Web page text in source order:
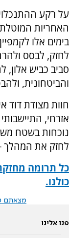
על רקע
האחריות
בימים אלו
לחזק, לבסס
סביב כביש
והביטחונית,
חוות מצודת דוד
אזרחי,
נוכחות בשטח
לחזק את המהלך
כל תרומה
כולנו.
מצאתם
פנו אלינו